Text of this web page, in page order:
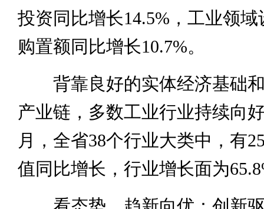
投资同比增长14.5%，工业领
购置额同比增长10.7%。
背靠良好的实体经济基础和
产业链，多数工业行业持续向
月，全省38个行业大类中，有
值同比增长，行业增长面为